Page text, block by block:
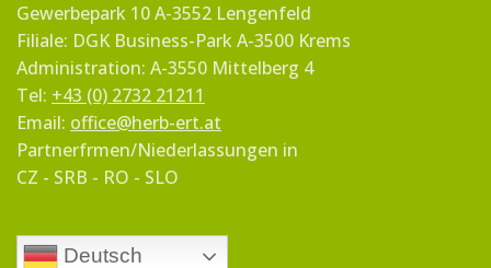
Gewerbepark 10 A-3552 Lengenfeld
Filiale: DGK Business-Park A-3500 Krems
Administration: A-3550 Mittelberg 4
Tel: +43 (0) 2732 21211
Email: office@herb-ert.at
Partnerfrmen/Niederlassungen in
CZ - SRB - RO - SLO
Deutsch